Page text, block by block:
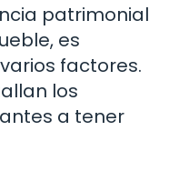
patrimonial
es
factores.
los
a tener